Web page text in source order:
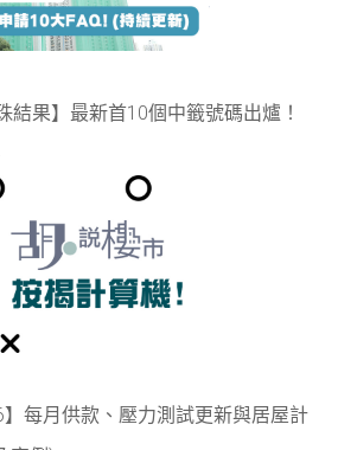
結果】最新首10個中籤號碼出爐！
】每月供款、壓力測試更新與居屋計